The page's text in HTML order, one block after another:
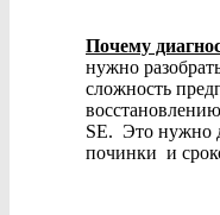
Почему
нужно
сложность
SE. Это нужно
починки и